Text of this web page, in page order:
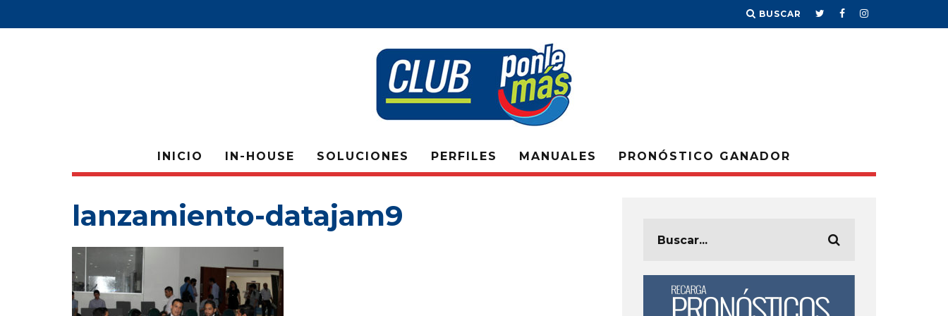
BUSCAR
INICIO IN-HOUSE SOLUCIONES PERFILES MANUALES PRONÓSTICO GANADOR
lanzamiento-datajam9